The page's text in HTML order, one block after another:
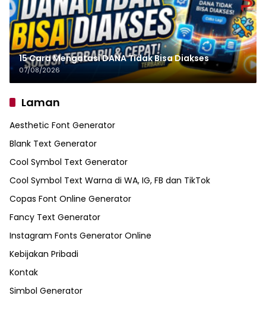
15 Cara Mengatasi DANA Tidak Bisa Diakses
07/08/2026
Laman
Aesthetic Font Generator
Blank Text Generator
Cool Symbol Text Generator
Cool Symbol Text Warna di WA, IG, FB dan TikTok
Copas Font Online Generator
Fancy Text Generator
Instagram Fonts Generator Online
Kebijakan Pribadi
Kontak
Simbol Generator